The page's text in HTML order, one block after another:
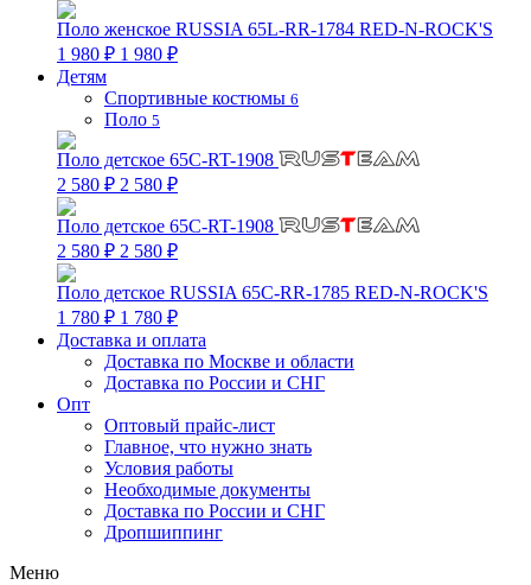
Поло женское RUSSIA 65L-RR-1784 RED-N-ROCK'S
1 980 ₽ 1 980 ₽
Детям
Спортивные костюмы 6
Поло 5
Поло детское 65C-RT-1908
2 580 ₽ 2 580 ₽
Поло детское 65C-RT-1908
2 580 ₽ 2 580 ₽
Поло детское RUSSIA 65C-RR-1785 RED-N-ROCK'S
1 780 ₽ 1 780 ₽
Доставка и оплата
Доставка по Москве и области
Доставка по России и СНГ
Опт
Оптовый прайс-лист
Главное, что нужно знать
Условия работы
Необходимые документы
Доставка по России и СНГ
Дропшиппинг
Меню